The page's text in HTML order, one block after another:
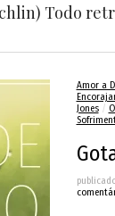
Todo
Amor a
Jones/